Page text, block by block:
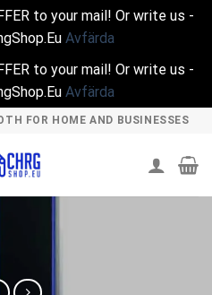
to your mail! Or write us -
Avfärda
to your mail! Or write us -
Avfärda
FOR HOME AND BUSINESSES